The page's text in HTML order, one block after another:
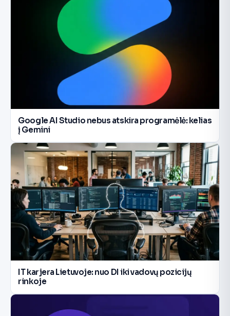
Google AI Studio nebus atskira programėlė: kelias
į Gemini
IT karjera Lietuvoje: nuo DI iki vadovų pozicijų
rinkoje